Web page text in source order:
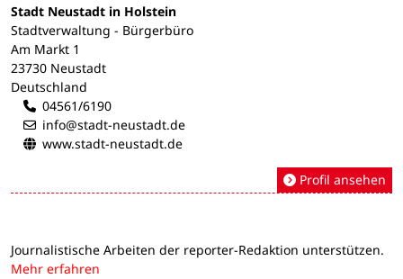
Stadt Neustadt in Holstein
Stadtverwaltung - Bürgerbüro
Am Markt 1
23730 Neustadt
Deutschland
04561/6190
info@stadt-neustadt.de
www.stadt-neustadt.de
Profil ansehen
Journalistische Arbeiten der reporter-Redaktion unterstützen.
Mehr erfahren